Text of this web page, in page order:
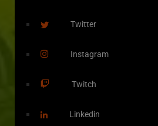
Twitter
Instagram
Twitch
Linkedin